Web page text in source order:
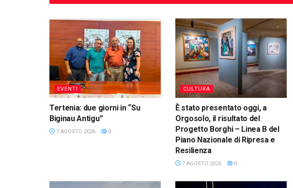
EVENTI
Tertenia: due giorni in “Su
Biginau Antigu”
7 AGOSTO 2026 0
CULTURA
È stato presentato oggi, a
Orgosolo, il risultato del
Progetto Borghi – Linea B del
Piano Nazionale di Ripresa e
Resilienza
7 AGOSTO 2026 0